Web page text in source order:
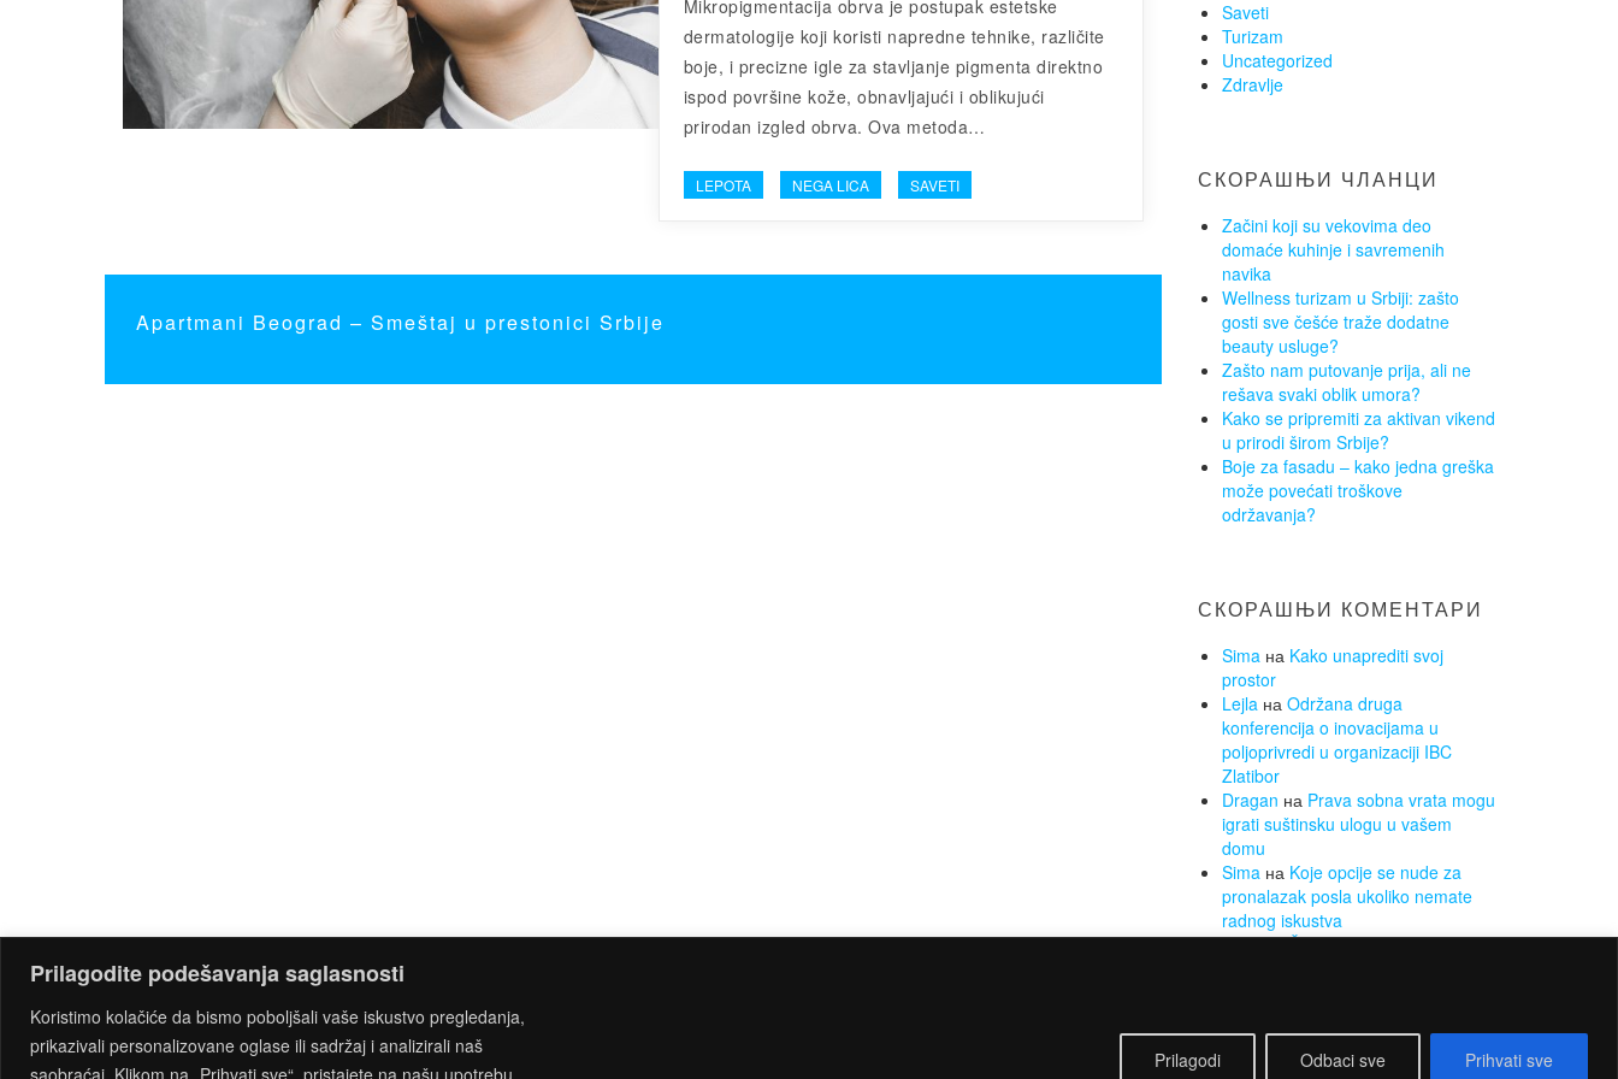
Prilagodite podešavanja saglasnosti
Koristimo kolačiće da bismo poboljšali vaše iskustvo pregledanja,
prikazivali personalizovane oglase ili sadržaj i analizirali naš
saobraćaj. Klikom na „Prihvati sve“, pristajete na našu upotrebu
Prilagodi Odbaci sve Prihvati sve
Mikropigmentacija obrva je postupak estetske
dermatologije koji koristi napredne tehnike, različite
boje, i precizne igle za stavljanje pigmenta direktno
ispod površine kože, obnavljajući i oblikujući
prirodan izgled obrva. Ova metoda…
LEPOTA NEGA LICA SAVETI
Apartmani Beograd– Smeštaj u prestonici Srbije
Saveti
Turizam
Uncategorized
Zdravlje
СКОРАШЊИ ЧЛАНЦИ
Začini koji su vekovima deo
domaće kuhinje i savremenih
navika
Wellness turizam u Srbiji: zašto
gosti sve češće traže dodatne
beauty usluge?
Zašto nam putovanje prija, ali ne
rešava svaki oblik umora?
Kako se pripremiti za aktivan vikend
u prirodi širom Srbije?
Boje za fasadu – kako jedna greška
može povećati troškove
održavanja?
СКОРАШЊИ КОМЕНТАРИ
Simaна Kako unaprediti svoj
prostor
Lejlaна Održana druga
konferencija o inovacijama u
poljoprivredi u organizaciji IBC
Zlatibor
Dragan на Prava sobna vrata mogu
igrati suštinsku ulogu u vašem
domu
Simaна Koje opcije se nude za
pronalazak posla ukoliko nemate
radnog iskustva
SimaнаŽelite da smršate, a da